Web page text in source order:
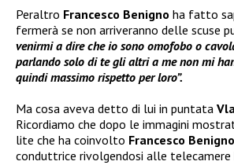
Peraltro Francesco Benigno ha fatto
fermerà se non arriveranno delle scuse
venirmi a dire che io sono omofobo o
parlando solo di te gli altri a me non mi
quindi massimo rispetto per loro”.
Ma cosa aveva detto di lui in puntata
Ricordiamo che dopo le immagini
lite che ha coinvolto Francesco Benigno
conduttrice rivolgendosi alle